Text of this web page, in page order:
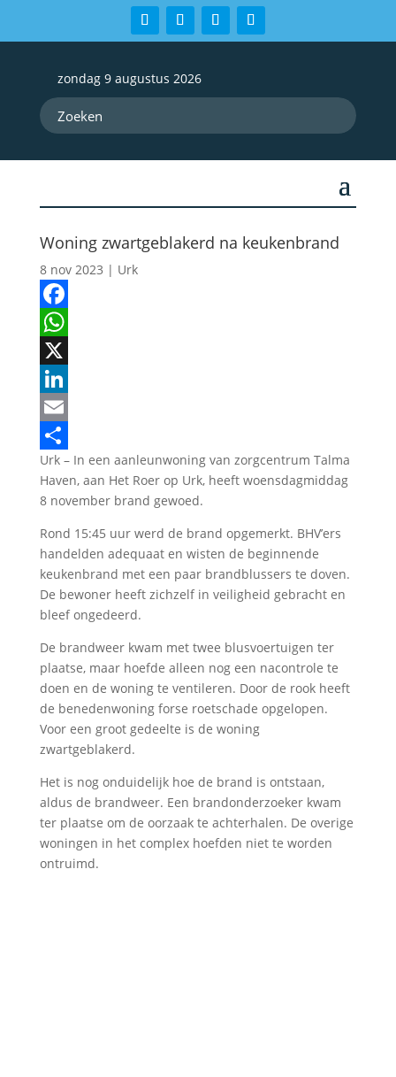
zondag 9 augustus 2026
Woning zwartgeblakerd na keukenbrand
8 nov 2023 | Urk
Facebook
WhatsApp
X
LinkedIn
Email
Delen
Urk – In een aanleunwoning van zorgcentrum Talma
Haven, aan Het Roer op Urk, heeft woensdagmiddag
8 november brand gewoed.
Rond 15:45 uur werd de brand opgemerkt. BHV’ers
handelden adequaat en wisten de beginnende
keukenbrand met een paar brandblussers te doven.
De bewoner heeft zichzelf in veiligheid gebracht en
bleef ongedeerd.
De brandweer kwam met twee blusvoertuigen ter
plaatse, maar hoefde alleen nog een nacontrole te
doen en de woning te ventileren. Door de rook heeft
de benedenwoning forse roetschade opgelopen.
Voor een groot gedeelte is de woning
zwartgeblakerd.
Het is nog onduidelijk hoe de brand is ontstaan,
aldus de brandweer. Een brandonderzoeker kwam
ter plaatse om de oorzaak te achterhalen. De overige
woningen in het complex hoefden niet te worden
ontruimd.